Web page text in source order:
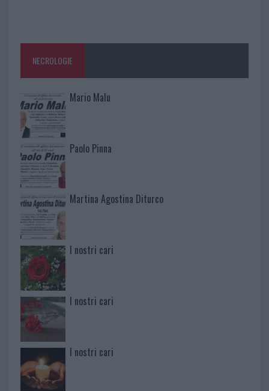
NECROLOGIE
Mario Malu
Paolo Pinna
Martina Agostina Diturco
I nostri cari
I nostri cari
I nostri cari